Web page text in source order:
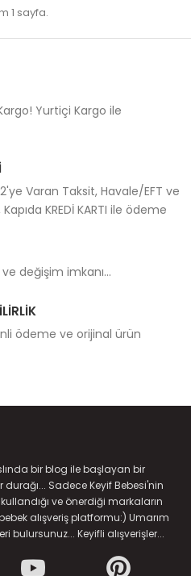
1 sayfa.
Yurtiçi Kargo ile
Varan Taksit, Havale/EFT ve
KREDİ KARTI ile ödeme
değişim imkanı...
ödeme ve orijinal ürün
bir blog ile başlayan bir
Sadece Keyif Bebesi'nin
ve önerdiği markaların
alışveriş platformu:) Umarım
bulursunuz... Keyifli alışverişler...